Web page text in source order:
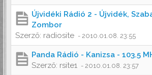
Újvidéki Rádió 2 - Újvidék,
Zombor
Szerző: radiosite - 2010.01.08. 23:55
Panda Rádió - Kanizsa - 103.5
Szerző: rsite1 - 2010.01.08. 23:57